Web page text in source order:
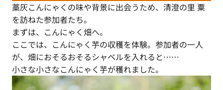
藁灰こんにゃくの味や背景に出会うため、清澄の里 粟
を訪ねた参加者たち。
まずは、こんにゃく畑へ。
ここでは、こんにゃく芋の収穫を体験。参加者の一人
が、畑におそるおそるシャベルを入れると……
小さな小さなこんにゃく芋が穫れました。